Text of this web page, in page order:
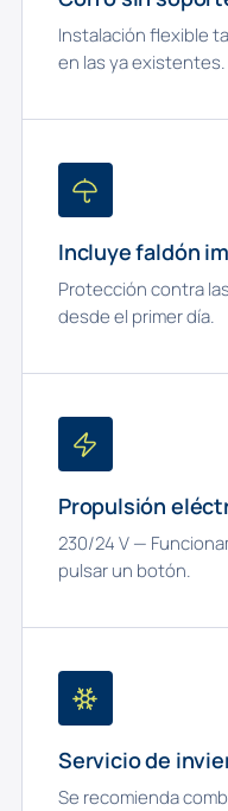
Instalación flexible
en las ya existentes.
Incluye faldón
Protección contra
desde el primer día.
Propulsión
230/24 V —
pulsar un botón.
Servicio de
Se recomienda